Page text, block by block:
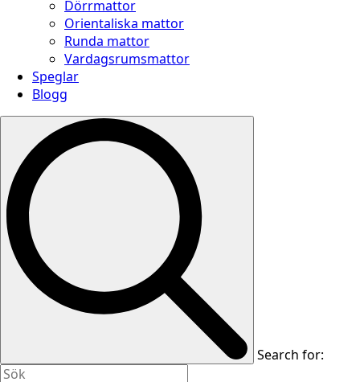
Dörrmattor
Orientaliska mattor
Runda mattor
Vardagsrumsmattor
Speglar
Blogg
Search for: